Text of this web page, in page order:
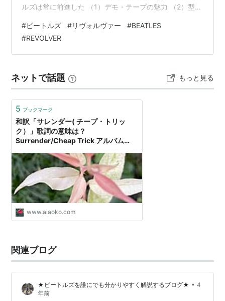
幾人かの先達の努力を経て、ついにアメリカのサミュエ
ル・コルトが今日見られるような回転式の連発拳銃の開
発に成功した。
その後、オートマチック（自動拳銃）が技術的に熟成し
なったことで主流(軍用拳銃)としての地位は失うことと
なった。それでも、構造が簡単で大威力のマグナム弾が
使用できる点などから、ある程度の支持は得ている。
ルズは常に前進した （1）デモ・テープの魅力 （2）型に
っと評価されてこなかったのか？ １ リミックスで新たな
魅力を発見 www.youtube.com 2022年の「Revolver」の
再発盤では、驚くべきことに、ジョンのはかなく悲しい
を「Yellow …
#ビートルズ #リヴォルヴァー #BEATLES
#REVOLVER
ネットで話題 もっと見る
5 ブックマーク
和訳「サレンダー( チープ・トリッ
ク）」歌詞の意味は？
Surrender/Cheap Trick アルバム
ーはヴェルヴェット・リヴォルヴァー
とアンスラックス！？） - Arigato 毎
日幸せを感じる「懐かしい曲」と「思
い出」と「終活」
www.aiaoko.com
関連ブログ
★ビートルズを誰にでも分かりやすく解説するブログ★ • 4
年前